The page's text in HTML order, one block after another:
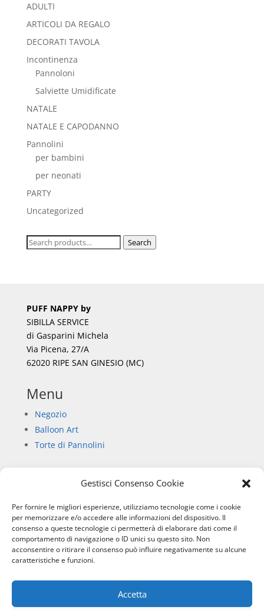
Gestisci Consenso Cookie
Per fornire le migliori esperienze, utilizziamo tecnologie come i cookie
per memorizzare e/o accedere alle informazioni del dispositivo. Il
consenso a queste tecnologie ci permetterà di elaborare dati come il
comportamento di navigazione o ID unici su questo sito. Non
acconsentire o ritirare il consenso può influire negativamente su alcune
caratteristiche e funzioni.
Accetta
ADULTI
ARTICOLI DA REGALO
DECORATI TAVOLA
Incontinenza
Pannoloni
Salviette Umidificate
NATALE
NATALE E CAPODANNO
Pannolini
per bambini
per neonati
PARTY
Uncategorized
Search
Search
PUFF NAPPY by
SIBILLA SERVICE
di Gasparini Michela
Via Picena, 27/A
62020 RIPE SAN GINESIO (MC)
Menu
Negozio
Balloon Art
Torte di Pannolini
Chi siamo
Privacy Policy
Informativa sull’uso dei cookie
Condizioni di vendita